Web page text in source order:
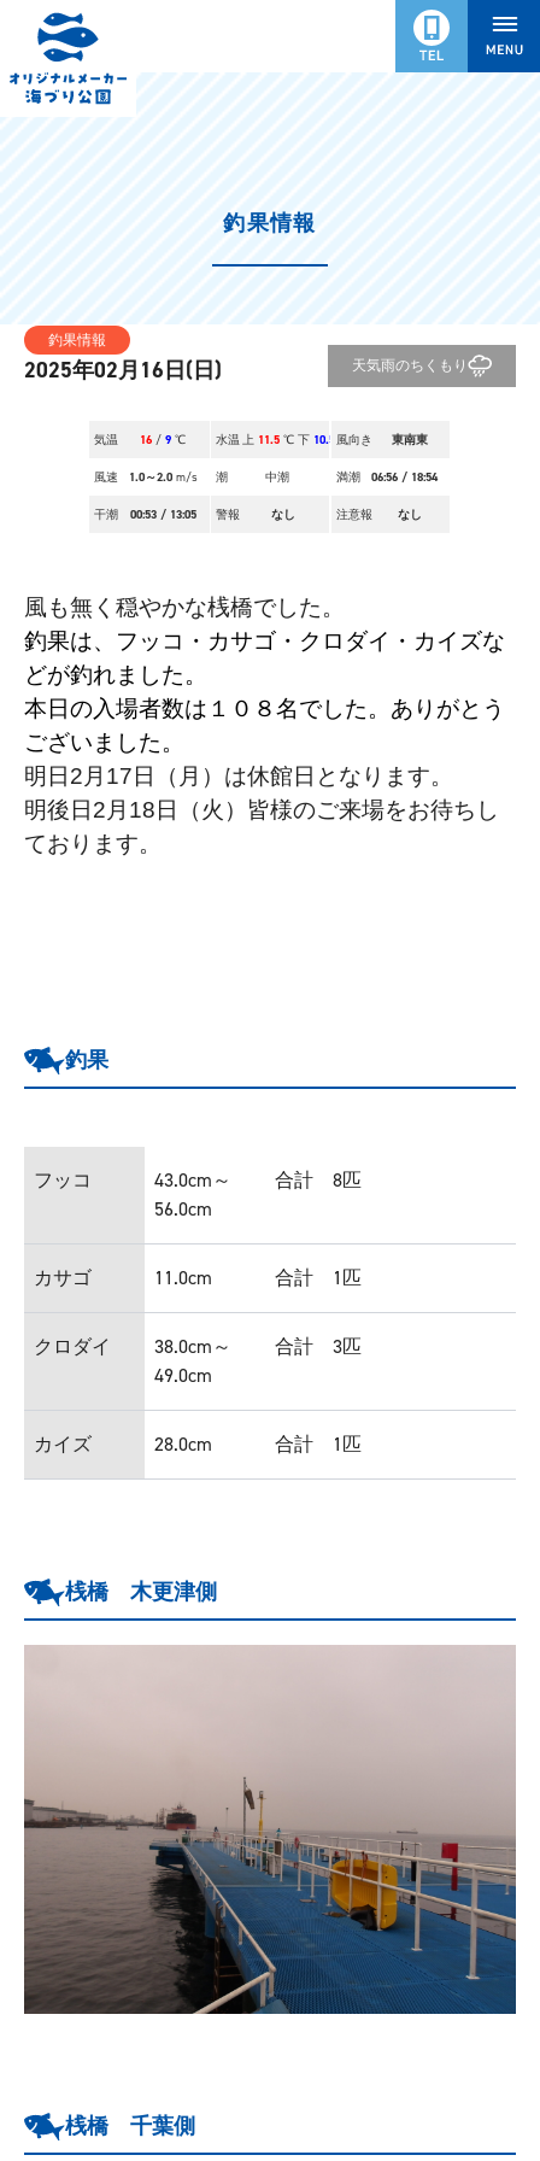
釣果情報
釣果情報
2025年02月16日(日) 天気雨のちくもり
気温 16 / 9 ℃ 水温 上 11.5 ℃ 下 10.5℃
風向き 東南東
風速 1.0～2.0 m/s 潮 中潮 満潮 06:56 / 18:54
干潮 00:53 / 13:05 警報 なし 注意報 なし
風も無く穏やかな桟橋でした。
釣果は、フッコ・カサゴ・クロダイ・カイズな
どが釣れました。
本日の入場者数は１０８名でした。ありがとう
ございました。
明日2月17日（月）は休館日となります。
明後日2月18日（火）皆様のご来場をお待ちし
ております。
釣果
フッコ
43.0cm～
56.0cm
合計 8匹
カサゴ 11.0cm 合計 1匹
クロダイ
38.0cm～
49.0cm
合計 3匹
カイズ 28.0cm 合計 1匹
桟橋 木更津側
桟橋 千葉側